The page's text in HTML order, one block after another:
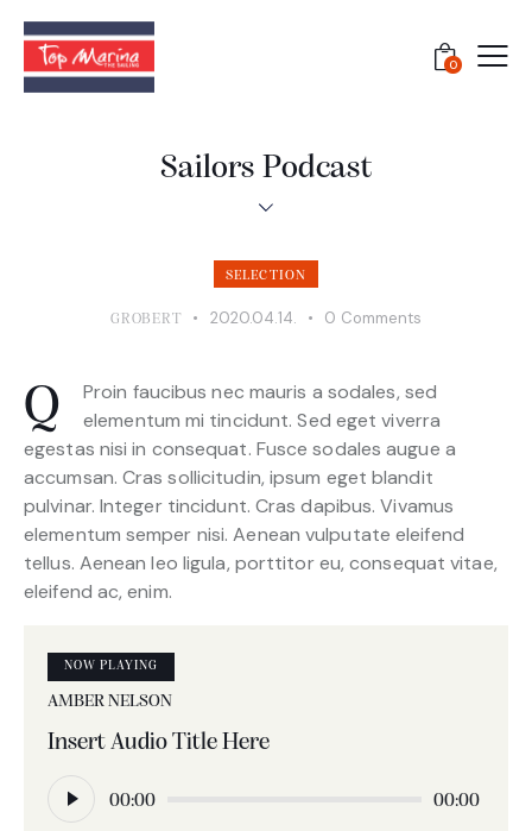
0
Sailors Podcast
SELECTION
GROBERT 2020.04.14. 0 Comments
Q
Proin faucibus nec mauris a sodales, sed
elementum mi tincidunt. Sed eget viverra
egestas nisi in consequat. Fusce sodales augue a
accumsan. Cras sollicitudin, ipsum eget blandit
pulvinar. Integer tincidunt. Cras dapibus. Vivamus
elementum semper nisi. Aenean vulputate eleifend
tellus. Aenean leo ligula, porttitor eu, consequat vitae,
eleifend ac, enim.
NOW PLAYING
AMBER NELSON
Insert Audio Title Here
Audió
lejátszó
00:00 00:00